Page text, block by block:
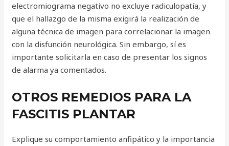
electromiograma negativo no excluye radiculopatía, y
que el hallazgo de la misma exigirá la realización de
alguna técnica de imagen para correlacionar la imagen
con la disfunción neurológica. Sin embargo, sí es
importante solicitarla en caso de presentar los signos
de alarma ya comentados.
OTROS REMEDIOS PARA LA
FASCITIS PLANTAR
Explique su comportamiento anfipático y la importancia